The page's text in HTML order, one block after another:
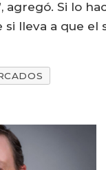
agregó. Si lo
lleva a que el